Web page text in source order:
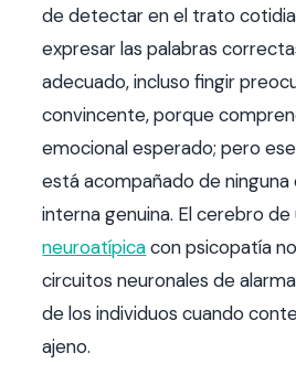
de detectar en el trato
expresar las palabras
adecuado, incluso fingir
convincente, porque
emocional esperado; pero
está acompañado de ninguna
interna genuina. El cerebro
neuroatípicacon psicopatía
circuitos neuronales de
de los individuos cuando
ajeno.